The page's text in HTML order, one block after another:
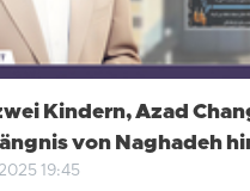
Kindern, Azad
von Naghadeh
19:45